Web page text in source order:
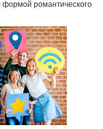
романтического